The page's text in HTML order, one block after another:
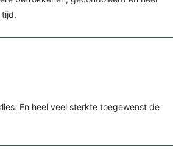
En heel veel sterkte toegewenst de